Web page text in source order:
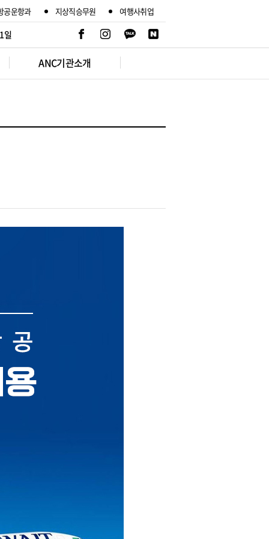
공운항과 지상직승무원 여행사취업
일
ANC기관소개